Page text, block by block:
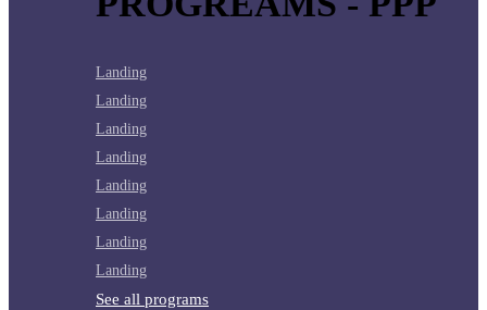
Landing
Landing
Landing
Landing
Landing
Landing
Landing
Landing
See all programs